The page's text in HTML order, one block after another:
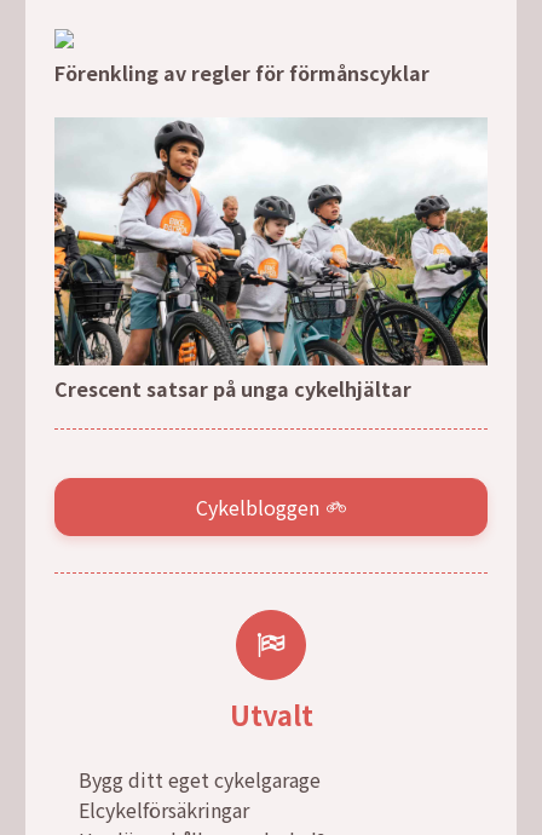
Förenkling av regler för förmånscyklar
Crescent satsar på unga cykelhjältar
Cykelbloggen
Utvalt
Bygg ditt eget cykelgarage
Elcykelförsäkringar